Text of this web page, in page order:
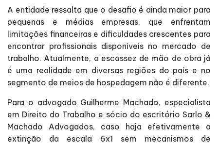
A entidade ressalta que o desafio é ainda maior para
pequenas e médias empresas, que enfrentam
limitações financeiras e dificuldades crescentes para
encontrar profissionais disponíveis no mercado de
trabalho. Atualmente, a escassez de mão de obra já
é uma realidade em diversas regiões do país e no
segmento de meios de hospedagem não é diferente.
Para o advogado Guilherme Machado, especialista
em Direito do Trabalho e sócio do escritório Sarlo &
Machado Advogados, caso haja efetivamente a
extinção da escala 6x1 sem mecanismos de